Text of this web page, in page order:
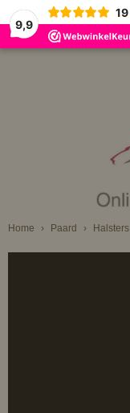
9,9
19
Home › Paard › Halsters